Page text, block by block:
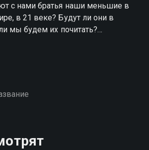
с нами братья наши меньшие в
в 21 веке? Будут ли они в
мы будем их почитать?
совершенно бесплатно в
на Смотрёшке